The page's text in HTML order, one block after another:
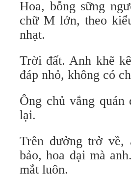
Hoa, bỗng sững
chữ M lớn, theo
nhạt.
Trời đất. Anh khẽ
đáp nhỏ, không có
Ông chủ vắng
lại.
Trên đưởng trở về,
bảo, hoa dại mà
mắt luôn.